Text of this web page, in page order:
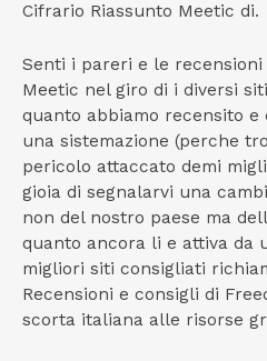
Cifrario Riassunto Meetic di.
Senti i pareri e le
Meetic nel giro di i diversi
quanto abbiamo recensito
una sistemazione (perche
pericolo attaccato demi
gioia di segnalarvi una
non del nostro paese ma
quanto ancora li e attiva da
migliori siti consigliati
Recensioni e consigli di
scorta italiana alle risorse